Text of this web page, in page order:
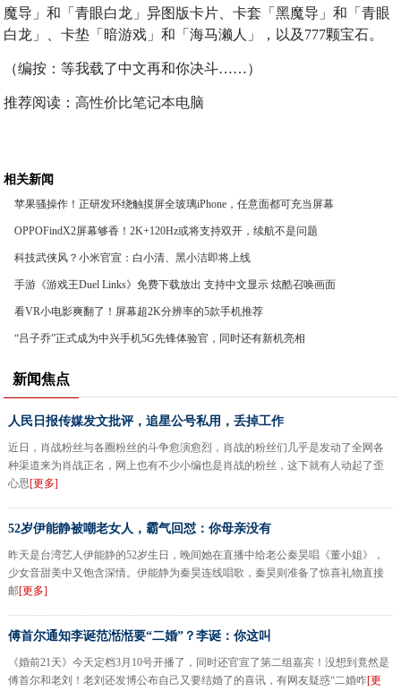
魔导」和「青眼白龙」异图版卡片、卡套「黑魔导」和「青眼
白龙」、卡垫「暗游戏」和「海马濑人」，以及777颗宝石。
（编按：等我载了中文再和你决斗……）
推荐阅读：高性价比笔记本电脑
相关新闻
苹果骚操作！正研发环绕触摸屏全玻璃iPhone，任意面都可充当屏幕
OPPOFindX2屏幕够香！2K+120Hz或将支持双开，续航不是问题
科技武侠风？小米官宣：白小清、黑小洁即将上线
手游《游戏王Duel Links》免费下载放出 支持中文显示 炫酷召唤画面
看VR小电影爽翻了！屏幕超2K分辨率的5款手机推荐
“吕子乔”正式成为中兴手机5G先锋体验官，同时还有新机亮相
新闻焦点
人民日报传媒发文批评，追星公号私用，丢掉工作
近日，肖战粉丝与各圈粉丝的斗争愈演愈烈，肖战的粉丝们几乎是发动了全网各
种渠道来为肖战正名，网上也有不少小编也是肖战的粉丝，这下就有人动起了歪
心思[更多]
52岁伊能静被嘲老女人，霸气回怼：你母亲没有
昨天是台湾艺人伊能静的52岁生日，晚间她在直播中给老公秦昊唱《董小姐》，
少女音甜美中又饱含深情。伊能静为秦昊连线唱歌，秦昊则准备了惊喜礼物直接
邮[更多]
傅首尔通知李诞范湉湉要“二婚”？李诞：你这叫
《婚前21天》今天定档3月10号开播了，同时还官宣了第二组嘉宾！没想到竟然是
傅首尔和老刘！老刘还发博公布自己又要结婚了的喜讯，有网友疑惑“二婚咋[更